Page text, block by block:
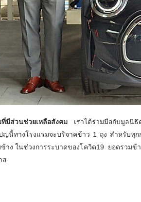
ที่มีส่วนช่วยเหลือสังคม เราได้ร่วมมือกับมูลนิ
ญนี้ทางโรงแรมจะบริจาคข้าว 1 ถุง สำหรับ
าง ในช่วงการระบาดของโควิด19 ยอดรวม
ส